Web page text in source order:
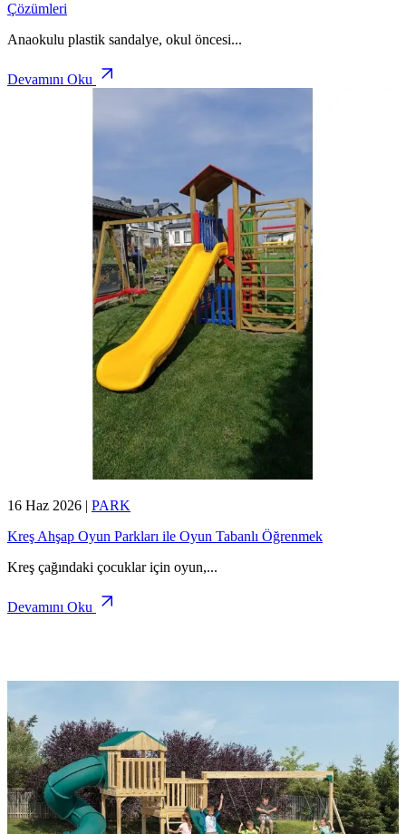
Çözümleri
Anaokulu plastik sandalye, okul öncesi...
Devamını Oku
16 Haz 2026 | PARK
Kreş Ahşap Oyun Parkları ile Oyun Tabanlı Öğrenmek
Kreş çağındaki çocuklar için oyun,...
Devamını Oku